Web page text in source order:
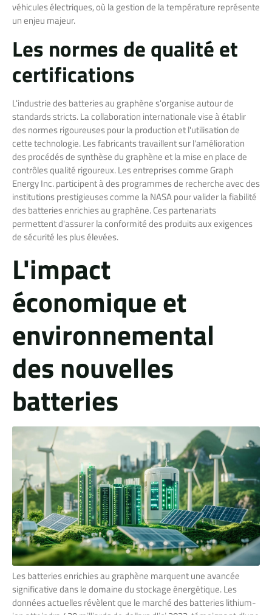
véhicules électriques, où la gestion de la température représente
un enjeu majeur.
Les normes de qualité et
certifications
L'industrie des batteries au graphène s'organise autour de
standards stricts. La collaboration internationale vise à établir
des normes rigoureuses pour la production et l'utilisation de
cette technologie. Les fabricants travaillent sur l'amélioration
des procédés de synthèse du graphène et la mise en place de
contrôles qualité rigoureux. Les entreprises comme Graph
Energy Inc. participent à des programmes de recherche avec des
institutions prestigieuses comme la NASA pour valider la fiabilité
des batteries enrichies au graphène. Ces partenariats
permettent d'assurer la conformité des produits aux exigences
de sécurité les plus élevées.
L'impact
économique et
environnemental
des nouvelles
batteries
Les batteries enrichies au graphène marquent une avancée
significative dans le domaine du stockage énergétique. Les
données actuelles révèlent que le marché des batteries lithium-